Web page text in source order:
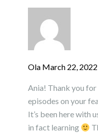
Ola March 22,
Ania! Thank you
episodes on your
It’s been here with
in fact learning